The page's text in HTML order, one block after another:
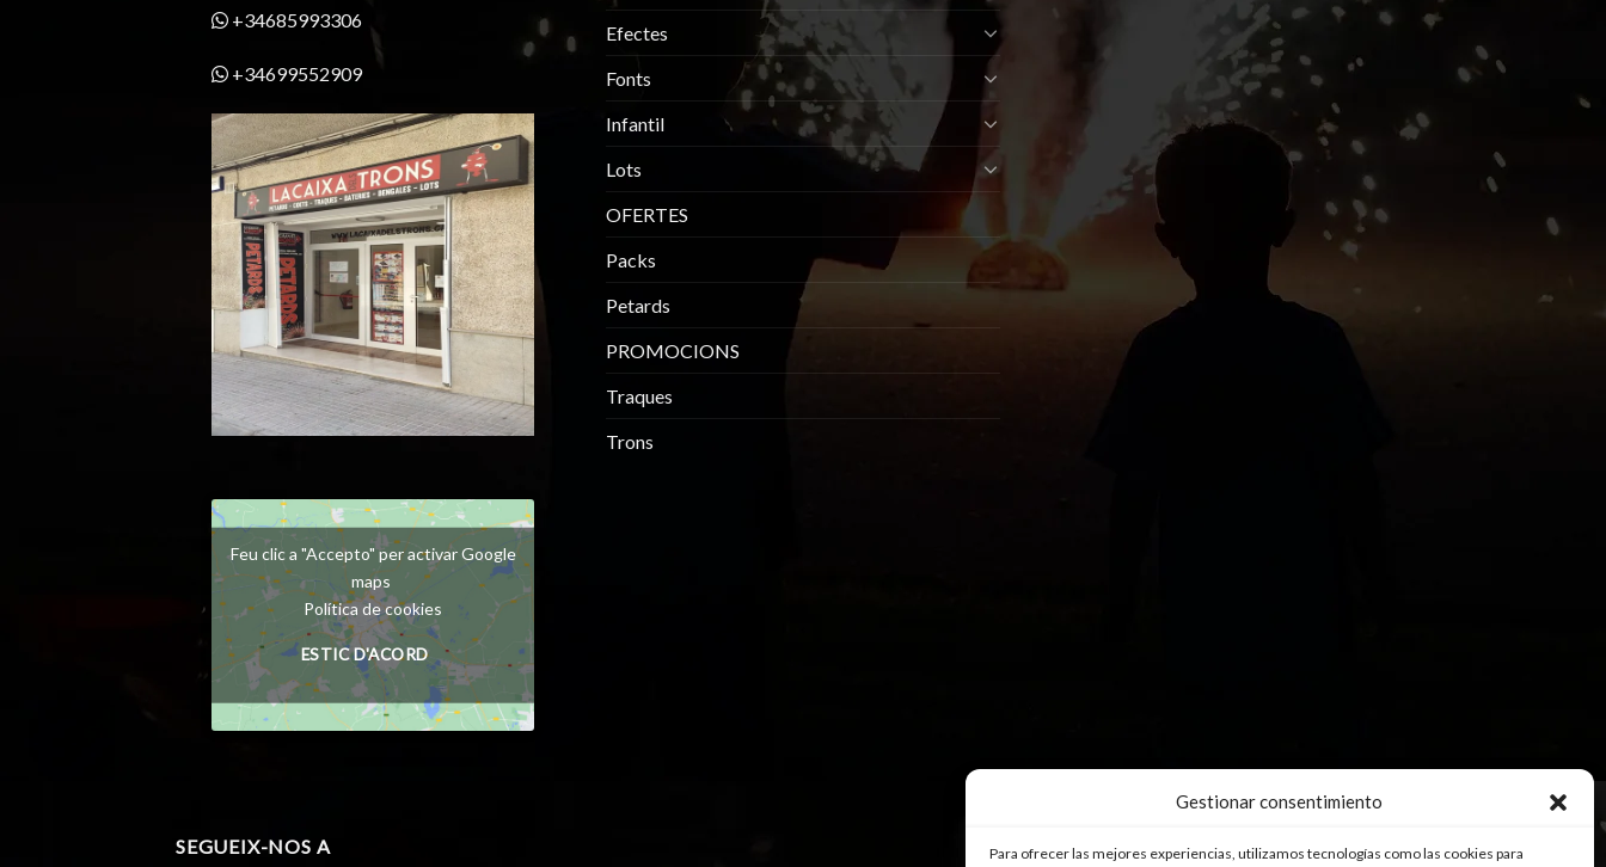
Gestionar consentimiento
Para ofrecer las mejores experiencias, utilizamos tecnologías como las cookies para
+34685993306
+34699552909
Feu clic a "Accepto" per activar Google
maps
Política de cookies
ESTIC D'ACORD
Efectes
Fonts
Infantil
Lots
OFERTES
Packs
Petards
PROMOCIONS
Traques
Trons
SEGUEIX-NOS A